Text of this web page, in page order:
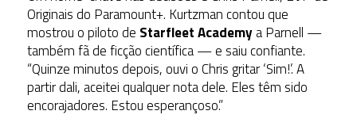
Originais do Paramount+. Kurtzman contou que
mostrou o piloto de Starfleet Academya Parnell —
também fã de ficção científica — e saiu confiante.
“Quinze minutos depois, ouvi o Chris gritar ‘Sim!’. A
partir dali, aceitei qualquer nota dele. Eles têm sido
encorajadores. Estou esperançoso.”